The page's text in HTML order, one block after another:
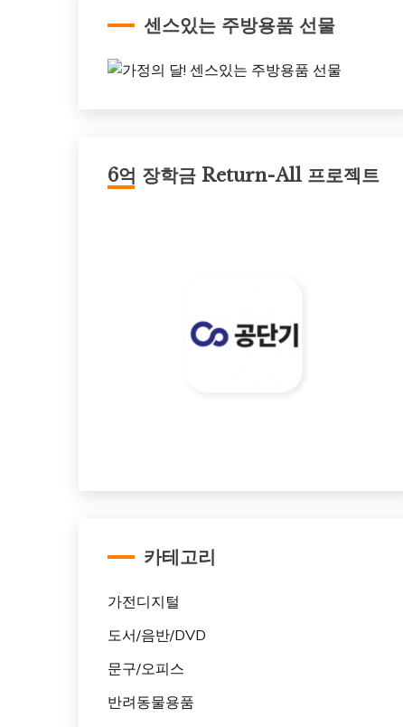
센스있는 주방용품 선물
6억 장학금 Return-All 프로젝트
카테고리
가전디지털
도서/음반/DVD
문구/오피스
반려동물용품